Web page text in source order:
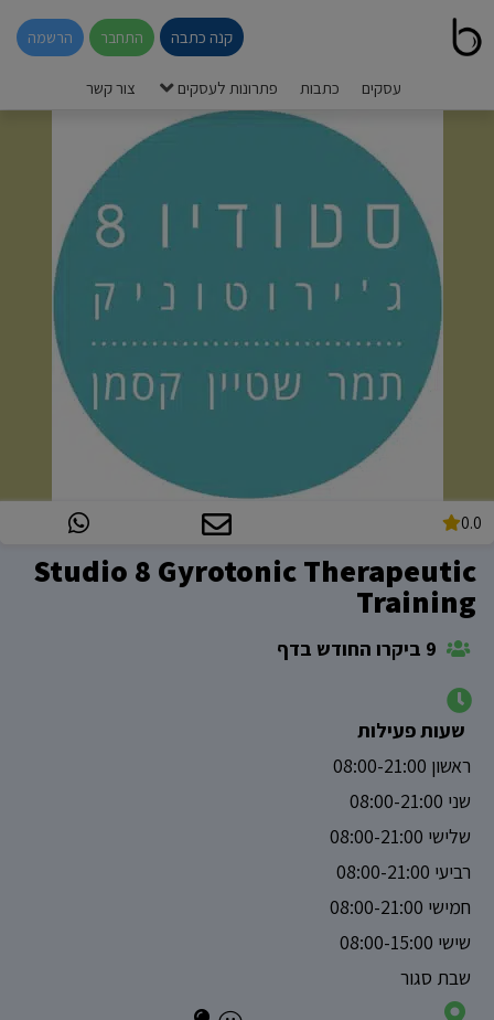
קנה כתבה התחבר הרשמה
עסקים כתבות פתרונות לעסקים צור קשר
0.0
Studio 8 Gyrotonic Therapeutic
Training
שעות פעילות
ראשון 08:00-21:00
שני 08:00-21:00
שלישי 08:00-21:00
רביעי 08:00-21:00
חמישי 08:00-21:00
שישי 08:00-15:00
שבת סגור